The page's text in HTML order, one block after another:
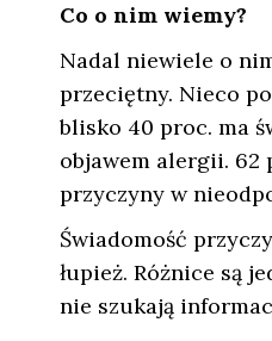
Co o nim wiemy?
Nadal niewiele o
przeciętny. Nieco
blisko 40 proc. ma
objawem alergii. 62
przyczyny w
Świadomość
łupież. Różnice są
nie szukają